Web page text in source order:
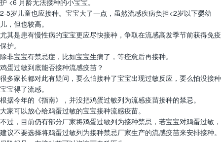
2-5岁儿童也应接种。宝宝大了一点，虽然流感疾病负担<2岁以下婴幼
儿，但也较高。
尤其是患有慢性病的宝宝更应尽快接种，争取在流感高发季节前获得免疫
保护。
除非宝宝有禁忌症，比如宝宝生病了，等痊愈后再接种。
鸡蛋过敏到底能否接种流感疫苗？
很多家长都对此有疑问，要么怕接种了宝宝出现过敏反应，要么怕没接种
宝宝得了流感。
根据今年的《指南》，并没把鸡蛋过敏列为流感疫苗接种的禁忌。
大家可以放心给鸡蛋过敏的宝宝接种流感疫苗。
不过，目前仍有部分厂家将鸡蛋过敏列为接种禁忌，若宝宝对鸡蛋过敏，
建议不要选择将鸡蛋过敏列为接种禁忌厂家生产的流感疫苗来安排接种。